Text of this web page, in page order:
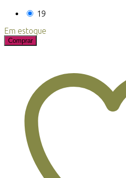
19
Em estoque
Comprar